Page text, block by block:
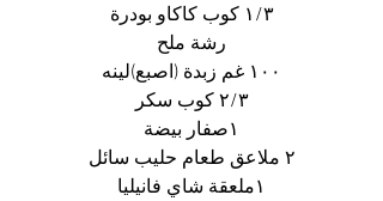
١/٣ كوب كاكاو بودرة
رشة ملح
١٠٠ غم زبدة (اصبع)لينه
٢/٣ كوب سكر
١صفار بيضة
٢ ملاعق طعام حليب سائل
١ملعقة شاي فانيليا